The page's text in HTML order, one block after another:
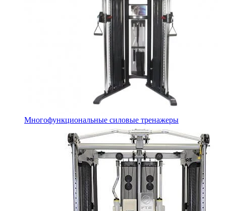
Многофункциональные силовые тренажеры